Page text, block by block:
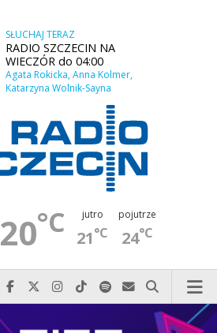
SŁUCHAJ TERAZ
RADIO SZCZECIN NA
WIECZÓR do 04:00
Agata Rokicka, Anna Kolmer,
Katarzyna Wolnik-Sayna
20°C jutro
21°C
pojutrze
24°C
Najlepiej po prostu do nas zadzwoń
Odwiedź nas na Facebook-u
Odwiedź nas na X
Odwiedź nas na Instagram-ie
Odwiedź nas na TikTok-u
Szukaj nas na Spotify
Wyślij do nas
Szukaj